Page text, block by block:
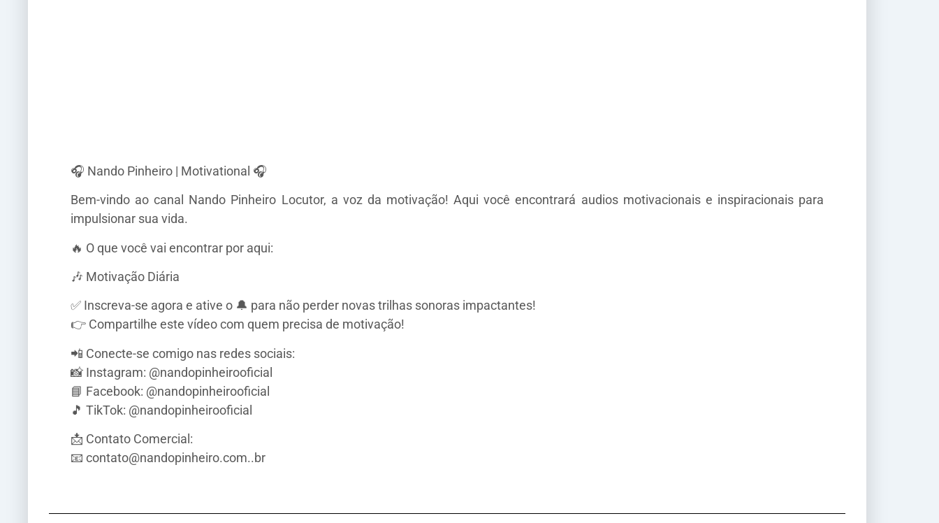
🎧 Nando Pinheiro | Motivational 🎧
Bem-vindo ao canal Nando Pinheiro Locutor, a voz da motivação! Aqui você encontrará audios motivacionais e inspiracionais para
impulsionar sua vida.
🔥 O que você vai encontrar por aqui:
🎶 Motivação Diária
✅ Inscreva-se agora e ative o 🔔 para não perder novas trilhas sonoras impactantes!
👉 Compartilhe este vídeo com quem precisa de motivação!
📲 Conecte-se comigo nas redes sociais:
📸 Instagram: @nandopinheirooficial
📘 Facebook: @nandopinheirooficial
🎵 TikTok: @nandopinheirooficial
📩 Contato Comercial:
📧 contato@nandopinheiro.com..br